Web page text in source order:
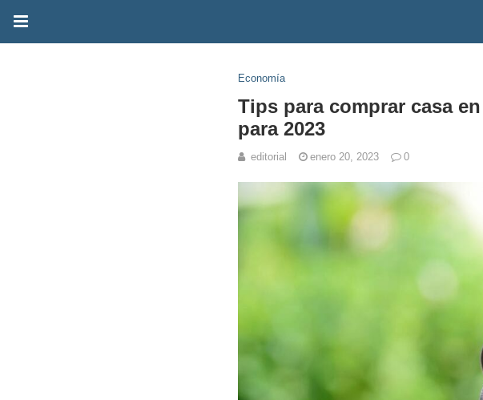
Economía
Tips para comprar casa
para 2023
editorial enero 20, 2023 0